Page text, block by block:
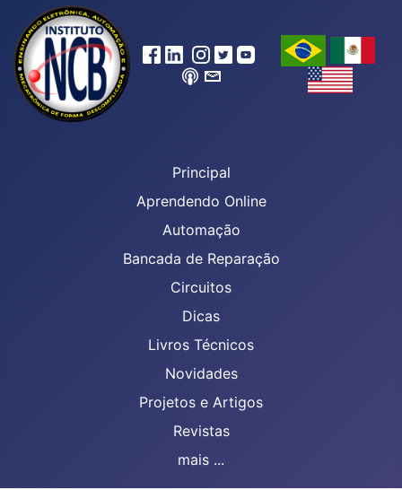
Principal
Aprendendo Online
Automação
Bancada de Reparação
Circuitos
Dicas
Livros Técnicos
Novidades
Projetos e Artigos
Revistas
mais ...